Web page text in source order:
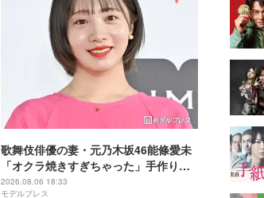
歌舞伎俳優の妻・元乃木坂46能條愛未
「オクラ焼きすぎちゃった」手作りの
夏野菜たっぷりカレー披露「美味しそ
2026.08.06 18:33
モデルプレス